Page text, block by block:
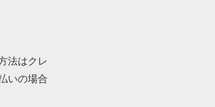
法はクレ
いの場合